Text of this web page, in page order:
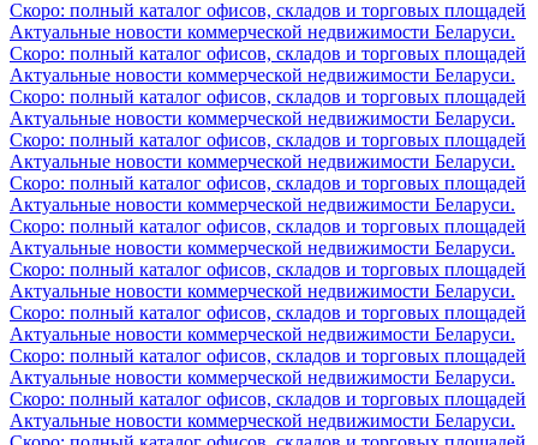
Скоро: полный каталог офисов, складов и торговых площадей
Актуальные новости коммерческой недвижимости Беларуси.
Скоро: полный каталог офисов, складов и торговых площадей
Актуальные новости коммерческой недвижимости Беларуси.
Скоро: полный каталог офисов, складов и торговых площадей
Актуальные новости коммерческой недвижимости Беларуси.
Скоро: полный каталог офисов, складов и торговых площадей
Актуальные новости коммерческой недвижимости Беларуси.
Скоро: полный каталог офисов, складов и торговых площадей
Актуальные новости коммерческой недвижимости Беларуси.
Скоро: полный каталог офисов, складов и торговых площадей
Актуальные новости коммерческой недвижимости Беларуси.
Скоро: полный каталог офисов, складов и торговых площадей
Актуальные новости коммерческой недвижимости Беларуси.
Скоро: полный каталог офисов, складов и торговых площадей
Актуальные новости коммерческой недвижимости Беларуси.
Скоро: полный каталог офисов, складов и торговых площадей
Актуальные новости коммерческой недвижимости Беларуси.
Скоро: полный каталог офисов, складов и торговых площадей
Актуальные новости коммерческой недвижимости Беларуси.